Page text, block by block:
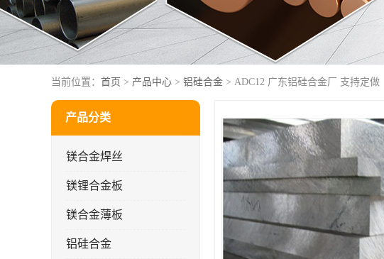
当前位置： 首页 > 产品中心 > 铝硅合金 > ADC12 广东铝硅合金厂 支持定做
产品分类
镁合金焊丝
镁锂合金板
镁合金薄板
铝硅合金